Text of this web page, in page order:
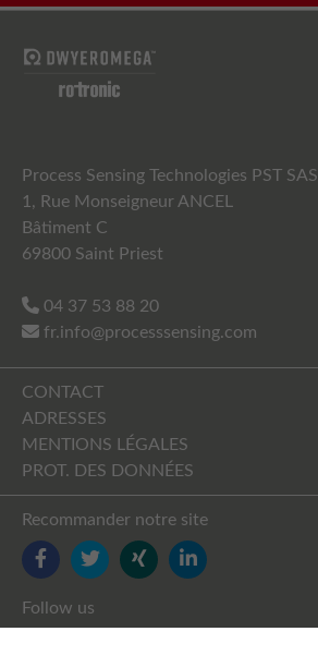
Process Sensing Technologies PST SAS
1, Rue Monseigneur ANCEL
Bâtiment C
69800 Saint Priest
04 37 53 88 20
fr.info@processsensing.com
CONTACT
ADRESSES
MENTIONS LÉGALES
PROT. DES DONNÉES
Recommander notre site
FACEBOOK
TWITTERYOUTUBELINKEDIN
Follow us